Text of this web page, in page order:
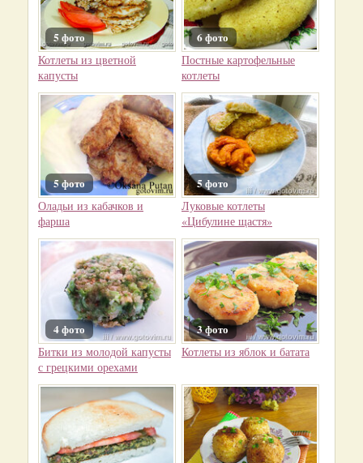
5 фото
Котлеты из цветной
капусты
6 фото
Постные картофельные
котлеты
5 фото
Оладьи из кабачков и
фарша
5 фото
Луковые котлеты
«Цибулине щастя»
4 фото
Битки из молодой капусты
с грецкими орехами
3 фото
Котлеты из яблок и батата